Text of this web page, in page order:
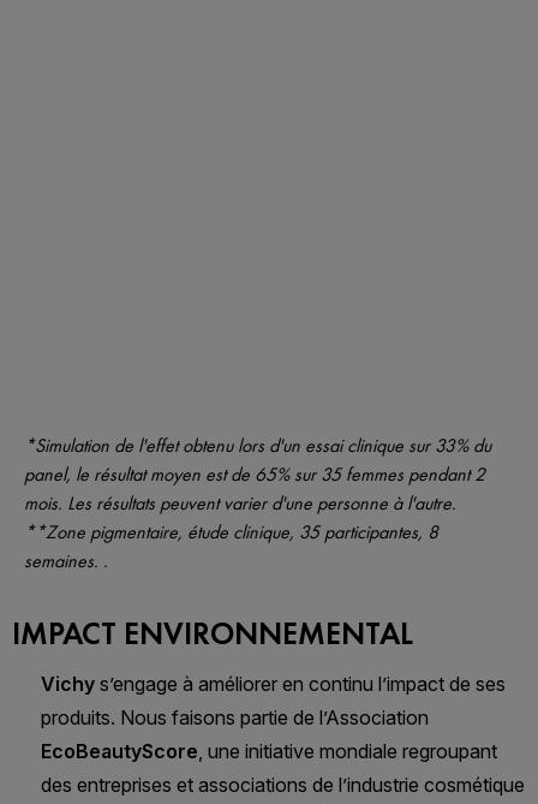
*Simulation de l'effet obtenu lors d'un essai clinique sur 33% du
panel, le résultat moyen est de 65% sur 35 femmes pendant 2
mois. Les résultats peuvent varier d'une personne à l'autre. ​
**Zone pigmentaire, étude clinique, 35 participantes, 8
semaines. ​.
IMPACT ENVIRONNEMENTAL